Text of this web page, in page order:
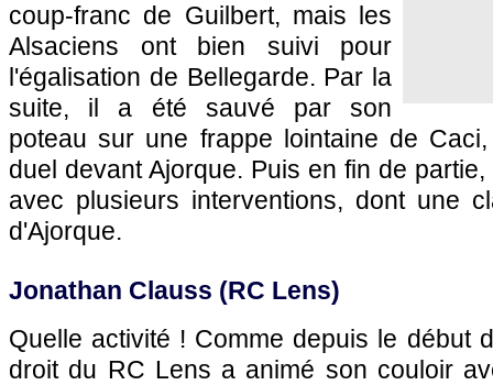
coup-franc de Guilbert, mais les
Alsaciens ont bien suivi pour
l'égalisation de Bellegarde. Par la
suite, il a été sauvé par son
poteau sur une frappe lointaine de
duel devant Ajorque. Puis en fin de
avec plusieurs interventions, dont une
d'Ajorque.
Jonathan Clauss (RC Lens)
Quelle activité ! Comme depuis le début
droit du RC Lens a animé son couloir